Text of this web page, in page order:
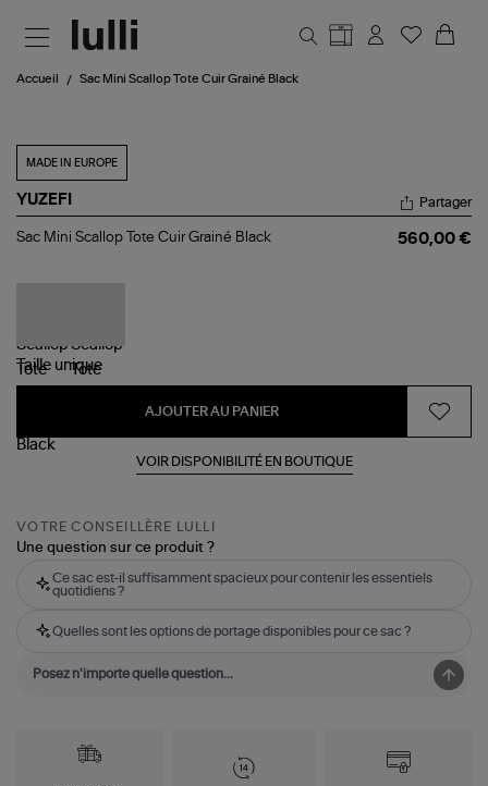
Accueil Sac Mini Scallop Tote Cuir Grainé Black
MADE IN EUROPE
YUZEFI
Sac
Partager
Sac Mini Scallop Tote Cuir Grainé Black 560,00 €
Taille unique
AJOUTER AU PANIER
VOIR DISPONIBILITÉ EN BOUTIQUE
VOTRE CONSEILLÈRE LULLI
Une question sur ce produit ?
Ce sac est-il suffisamment spacieux pour contenir les essentiels
quotidiens ?
Quelles sont les options de portage disponibles pour ce sac ?